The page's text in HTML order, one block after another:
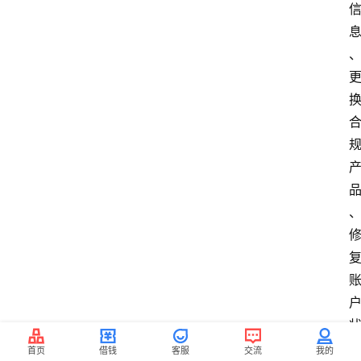
信
息
、
更
换
合
规
产
品
、
修
复
账
户
状
首页 借钱 客服 交流 我的